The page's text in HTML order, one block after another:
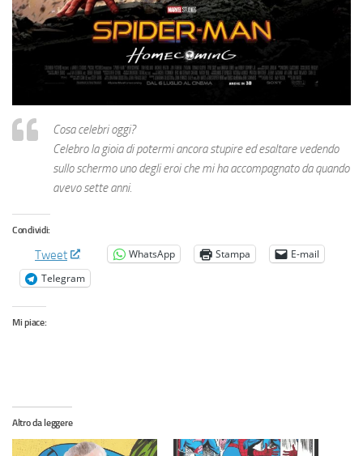
Cosa celebri oggi?
Celebro la gioia di potermi ancora stupire ed esaltare vedendo
sullo schermo uno degli eroi che mi ha accompagnato da quando
avevo sette anni.
Condividi:
Tweet WhatsApp Stampa
E-mail
Telegram
Mi piace:
Altro da leggere